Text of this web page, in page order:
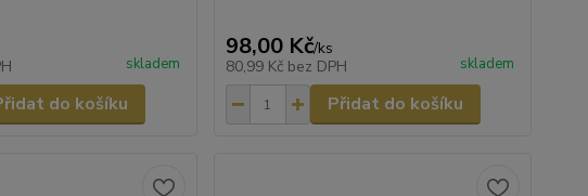
skladem
do košíku
98,00 Kč/ks
80,99 Kč bez DPH skladem
Přidat do košíku